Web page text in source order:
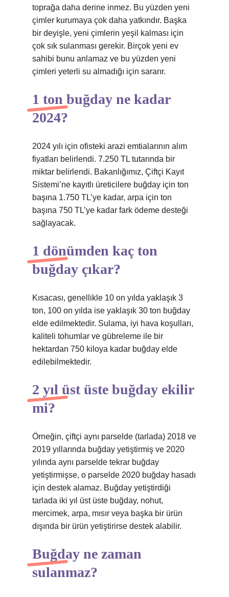
toprağa daha derine inmez. Bu yüzden yeni
çimler kurumaya çok daha yatkındır. Başka
bir deyişle, yeni çimlerin yeşil kalması için
çok sık sulanması gerekir. Birçok yeni ev
sahibi bunu anlamaz ve bu yüzden yeni
çimleri yeterli su almadığı için sararır.
1 ton buğday ne kadar
2024?
2024 yılı için ofisteki arazi emtialarının alım
fiyatları belirlendi. 7.250 TL tutarında bir
miktar belirlendi. Bakanlığımız, Çiftçi Kayıt
Sistemi’ne kayıtlı üreticilere buğday için ton
başına 1.750 TL’ye kadar, arpa için ton
başına 750 TL’ye kadar fark ödeme desteği
sağlayacak.
1 dönümden kaç ton
buğday çıkar?
Kısacası, genellikle 10 on yılda yaklaşık 3
ton, 100 on yılda ise yaklaşık 30 ton buğday
elde edilmektedir. Sulama, iyi hava koşulları,
kaliteli tohumlar ve gübreleme ile bir
hektardan 750 kiloya kadar buğday elde
edilebilmektedir.
2 yıl üst üste buğday ekilir
mi?
Örneğin, çiftçi aynı parselde (tarlada) 2018 ve
2019 yıllarında buğday yetiştirmiş ve 2020
yılında aynı parselde tekrar buğday
yetiştirmişse, o parselde 2020 buğday hasadı
için destek alamaz. Buğday yetiştirdiği
tarlada iki yıl üst üste buğday, nohut,
mercimek, arpa, mısır veya başka bir ürün
dışında bir ürün yetiştirirse destek alabilir.
Buğday ne zaman
sulanmaz?